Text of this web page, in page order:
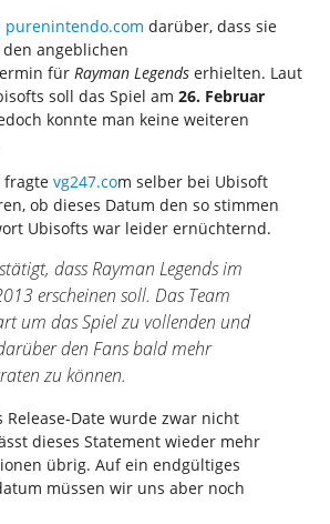
purenintendo.com darüber, dass sie
angeblichen
für Rayman Legends erhielten. Laut
soll das Spiel am 26. Februar
konnte man keine weiteren
fragte vg247.com selber bei Ubisoft
ob dieses Datum den so stimmen
Ubisofts war leider ernüchternd.
dass Rayman Legends im
erscheinen soll. Das Team
um das Spiel zu vollenden und
den Fans bald mehr
zu können.
Release-Date wurde zwar nicht
dieses Statement wieder mehr
übrig. Auf ein endgültiges
müssen wir uns aber noch